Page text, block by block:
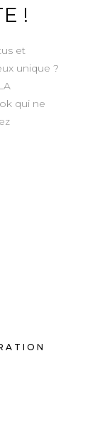
!
et
unique ?
qui ne